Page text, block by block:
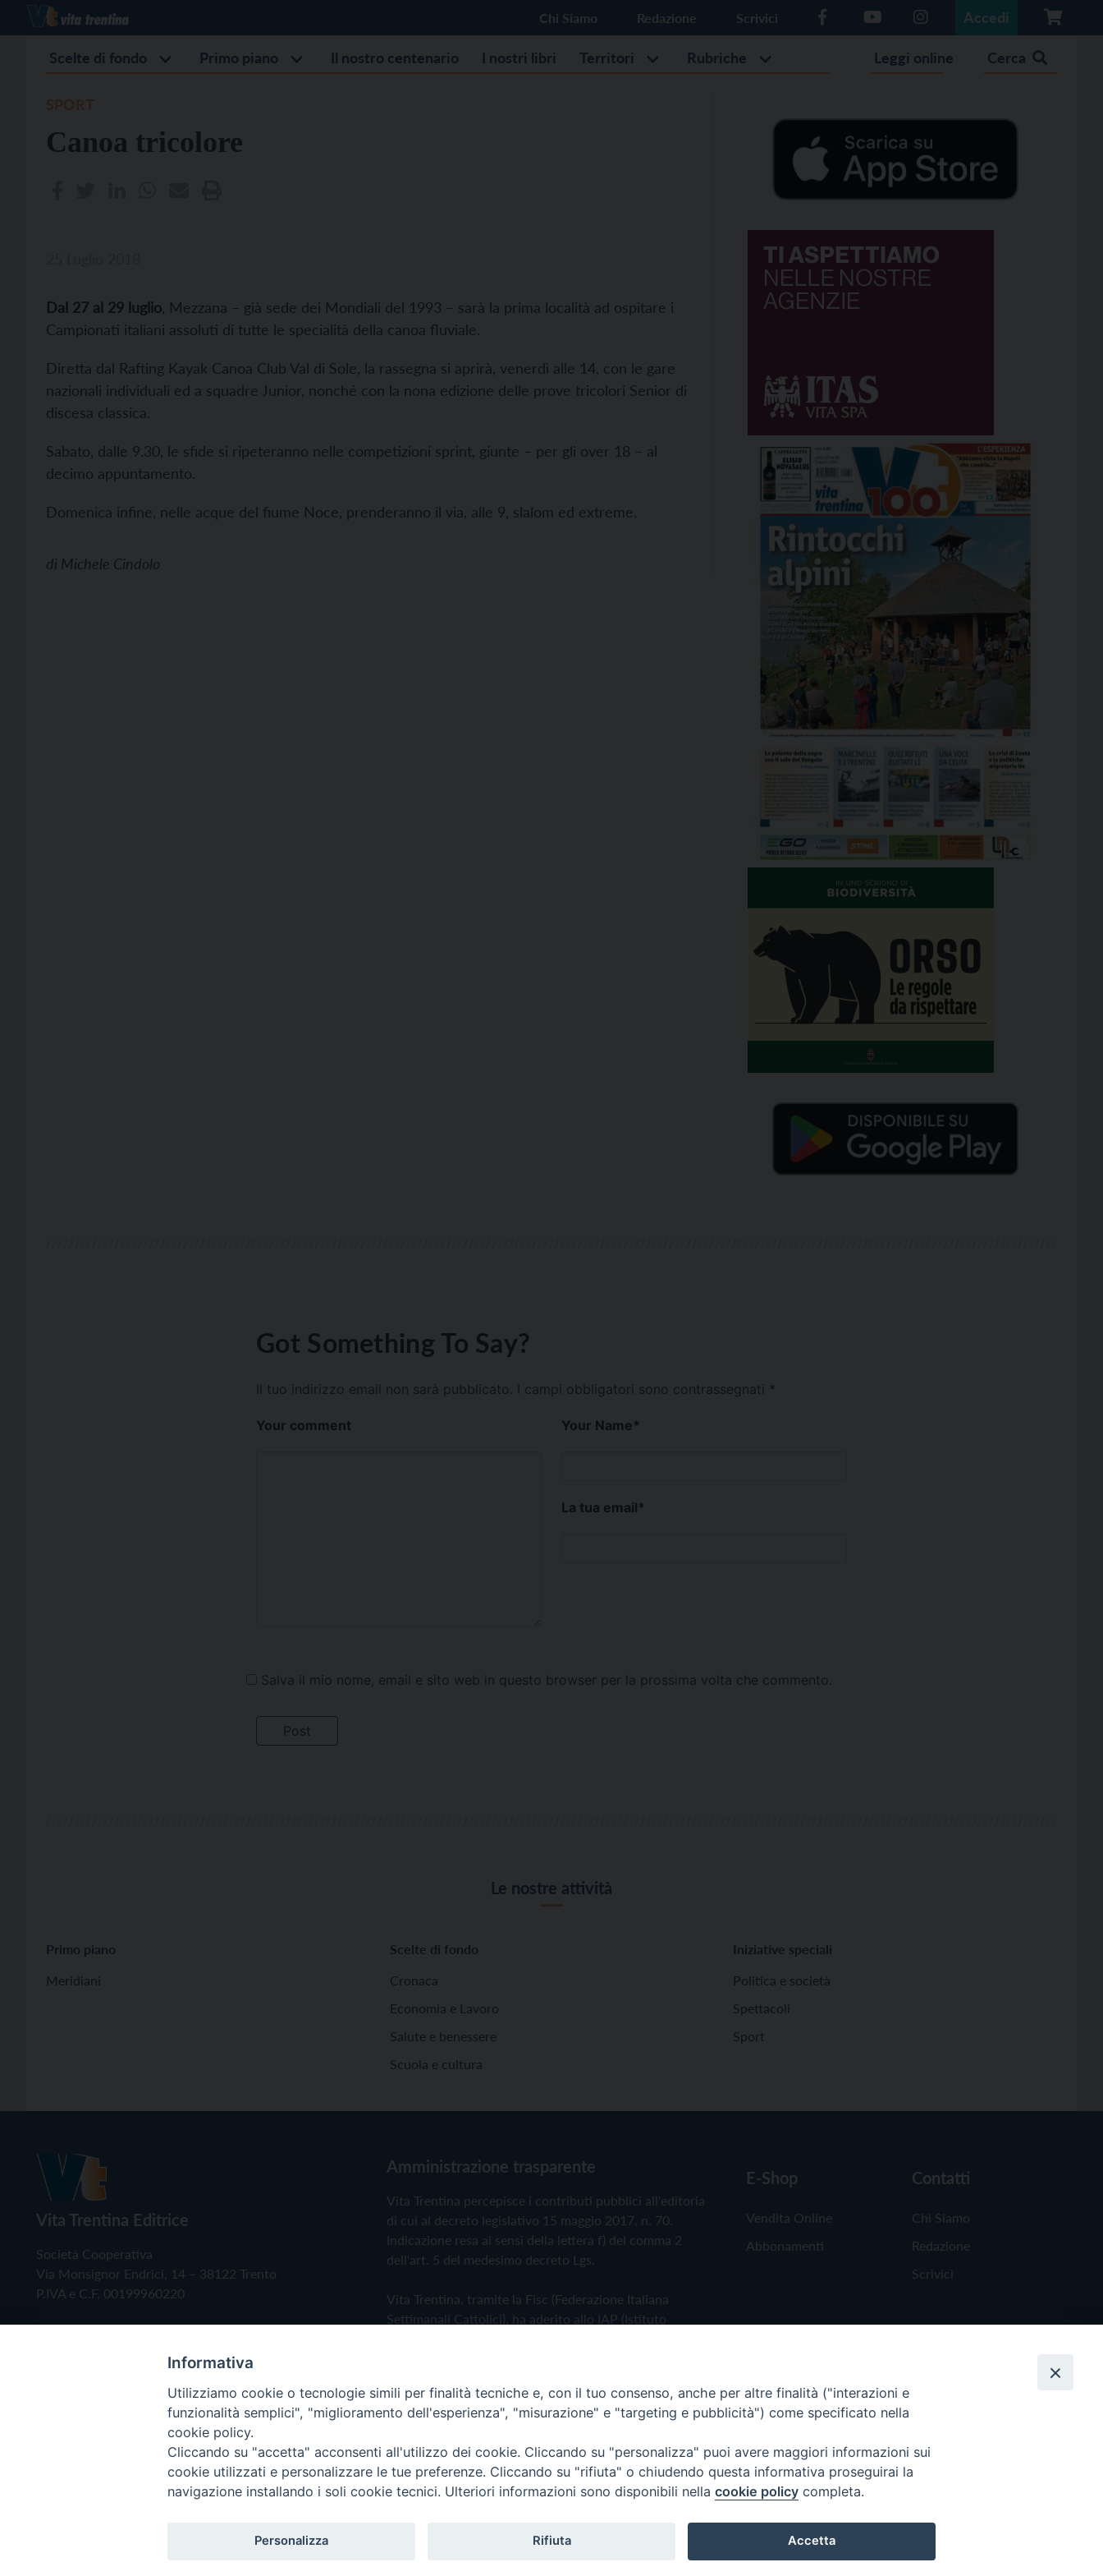
Chi Siamo Redazione Scrivici Accedi
Scelte di fondo Primo piano Il nostro centenario I nostri libri Territori Rubriche Leggi online Cerca
Canoa tricolore
Dal 27 al 29 luglio , Mezzana – già sede dei Mondiali del 1993 – sarà la prima località ad ospitare i
Campionati italiani assoluti di tutte le specialità della canoa fluviale.
Diretta dal Rafting Kayak Canoa Club Val di Sole, la rassegna si aprirà, venerdì alle 14, con le gare
nazionali individuali ed a squadre Junior, nonché con la nona edizione delle prove tricolori Senior di
discesa classica.
Sabato, dalle 9.30, le sfide si ripeteranno nelle competizioni sprint, giunte – per gli over 18 – al
decimo appuntamento.
Domenica infine, nelle acque del fiume Noce, prenderanno il via, alle 9, slalom ed extreme.
di Michele Cindolo
Got Something To Say?
Il tuo indirizzo email non sarà pubblicato. I campi obbligatori sono contrassegnati *
Your comment Your Name*
La tua email*
Salva il mio nome, email e sito web in questo browser per la prossima volta che commento.
Le nostre attività
Primo piano
Meridiani
Scelte di fondo
Cronaca
Economia e Lavoro
Salute e benessere
Scuola e cultura
Iniziative speciali
Politica e società
Spettacoli
Sport
Vita Trentina Editrice
Società Cooperativa
Via Monsignor Endrici, 14 – 38122 Trento
P.IVA e C.F. 00199960220
Amministrazione trasparente
Vita Trentina percepisce i contributi pubblici all'editoria
di cui al decreto legislativo 15 maggio 2017, n. 70.
Indicazione resa ai sensi della lettera f) del comma 2
dell'art. 5 del medesimo decreto Lgs.
Vita Trentina, tramite la Fisc (Federazione Italiana
Settimanali Cattolici), ha aderito allo IAP (Istituto
Privacy Policy Cookie Policy
E-Shop
Vendita Online
Abbonamenti
Contatti
Chi Siamo
Redazione
Scrivici
Copyright © 2019 - Tutti i diritti riservati - Vita Trentina Editrice
Informativa
Utilizziamo cookie o tecnologie simili per finalità tecniche e, con il tuo consenso, anche per altre finalità ("interazioni e
funzionalità semplici", "miglioramento dell'esperienza", "misurazione" e "targeting e pubblicità") come specificato nella
cookie policy.
Cliccando su "accetta" acconsenti all'utilizzo dei cookie. Cliccando su "personalizza" puoi avere maggiori informazioni sui
cookie utilizzati e personalizzare le tue preferenze. Cliccando su "rifiuta" o chiudendo questa informativa proseguirai la
navigazione installando i soli cookie tecnici. Ulteriori informazioni sono disponibili nella cookie policy completa.
Personalizza Rifiuta Accetta